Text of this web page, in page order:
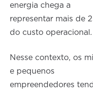
energia chega a
representar mais de
do custo operacional.
Nesse contexto, os
e pequenos
empreendedores